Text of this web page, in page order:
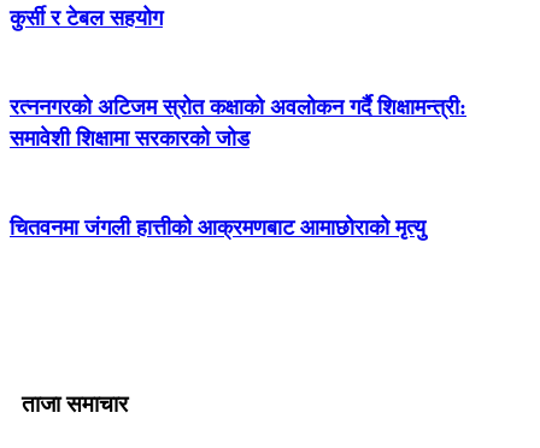
कुर्सी र टेबल सहयोग
रत्ननगरको अटिजम स्रोत कक्षाको अवलोकन गर्दै शिक्षामन्त्री:
समावेशी शिक्षामा सरकारको जोड
चितवनमा जंगली हात्तीको आक्रमणबाट आमाछोराको मृत्यु
ताजा समाचार